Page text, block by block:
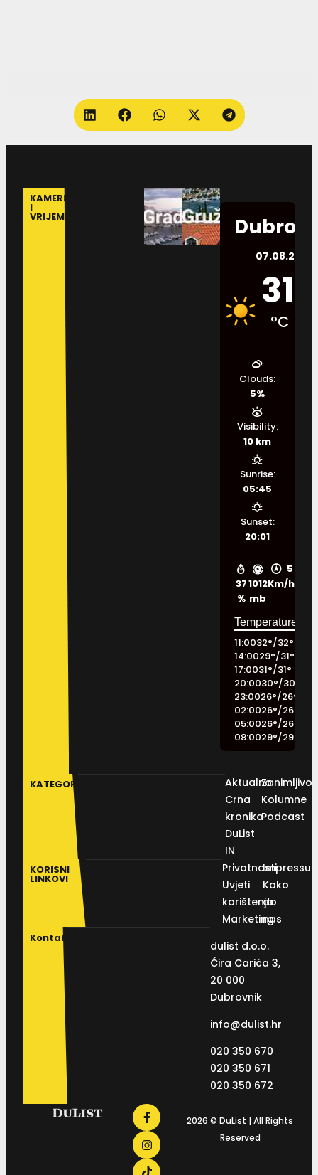
KAMERE
I
VRIJEME
07.08.2026.
31
°C
37
%
1012
mb
5
Km/h
Clouds:
5%
Visibility:
10 km
Sunrise:
05:45
Sunset:
20:01
11:0032°/32°
14:0029°/31°
17:0031°/31°
20:0030°/30
23:0026°/26°
02:0026°/26°
05:0026°/26°
08:0029°/29°
KATEGORIJE
Aktualno
Crna
kronika
DuList
IN
Kolumne
Podcast
KORISNI
LINKOVI
Privatnosti
Uvjeti
korištenja
Marketing
Kako
do
nas
Kontakt
dulist d.o.o.
Ćira Carića 3,
20 000
Dubrovnik
info@dulist.hr
020 350 670
020 350 671
020 350 672
2026 © DuList | All Rights
Reserved